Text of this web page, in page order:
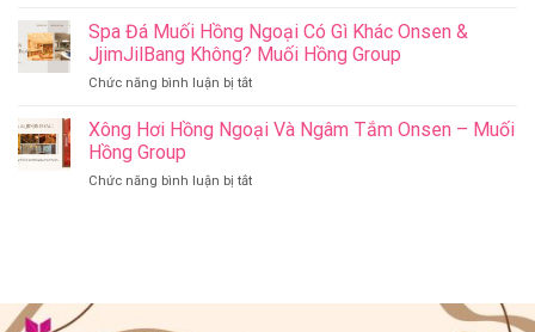
&
Jjim
Bang
Muối
Bang
Đà
Muối
Group
Nên
Thay
Đổi
Spa
Liệu
Onsen
Muối
Spa Đá Muối Hồng Ngoại Có Gì Khác Onsen &
JjimJilBang Không? Muối Hồng Group
Chức năng bình luận bị tắtở
Đá
Muối
Ngoại
JjimJilBang
Xông Hơi Hồng Ngoại Và Ngâm Tắm Onsen – Muối
Hồng Group
Chức năng bình luận bị tắtở
Ngâm